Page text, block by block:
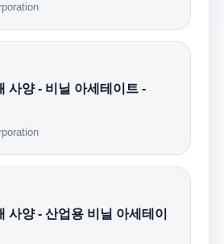
사양 - 비닐 아세테이트 -
사양 - 산업용 비닐 아세테이